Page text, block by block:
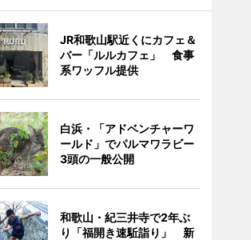
JR和歌山駅近くにカフェ＆
バー「ルルカフェ」 食事
系ワッフル提供
白浜・「アドベンチャーワ
ールド」でパルマワラビー
3頭の一般公開
和歌山・紀三井寺で2年ぶ
り「福開き速駈詣り」 新